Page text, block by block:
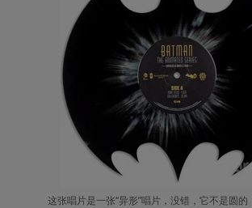
这张唱片是一张“异形”唱片，没错，它不是圆